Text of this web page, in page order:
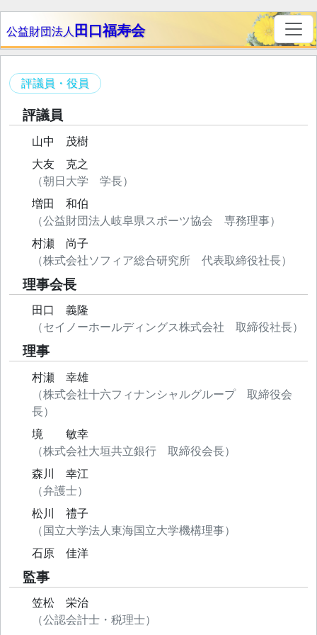
公益財団法人田口福寿会
評議員・役員
評議員
山中 茂樹
大友 克之
（朝日大学 学長）
増田 和伯
（公益財団法人岐阜県スポーツ協会 専務理事）
村瀬 尚子
（株式会社ソフィア総合研究所 代表取締役社長）
理事会長
田口 義隆
（セイノーホールディングス株式会社 取締役社長）
理事
村瀬 幸雄
（株式会社十六フィナンシャルグループ 取締役会
長）
境 敏幸
（株式会社大垣共立銀行 取締役会長）
森川 幸江
（弁護士）
松川 禮子
（国立大学法人東海国立大学機構理事）
石原 佳洋
監事
笠松 栄治
（公認会計士・税理士）